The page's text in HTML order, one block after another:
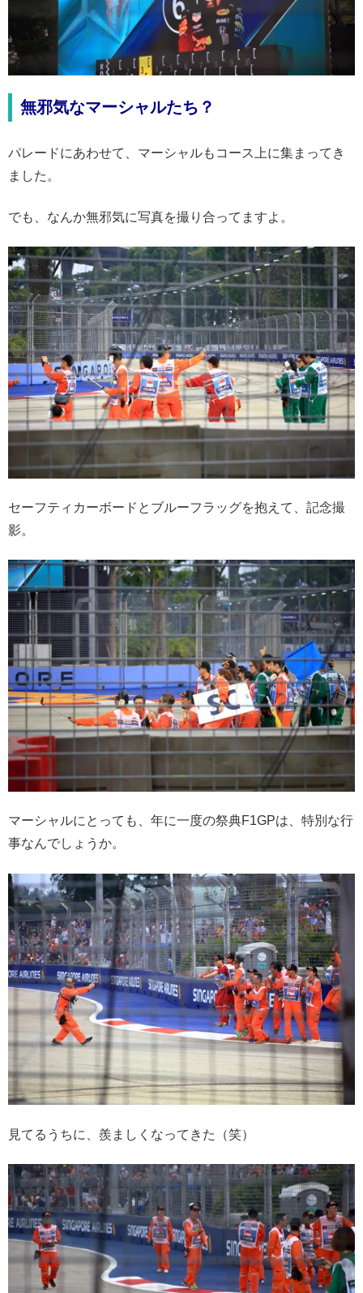
無邪気なマーシャルたち？
パレードにあわせて、マーシャルもコース上に集まってき
ました。
でも、なんか無邪気に写真を撮り合ってますよ。
セーフティカーボードとブルーフラッグを抱えて、記念撮
影。
マーシャルにとっても、年に一度の祭典F1GPは、特別な行
事なんでしょうか。
見てるうちに、羨ましくなってきた（笑）